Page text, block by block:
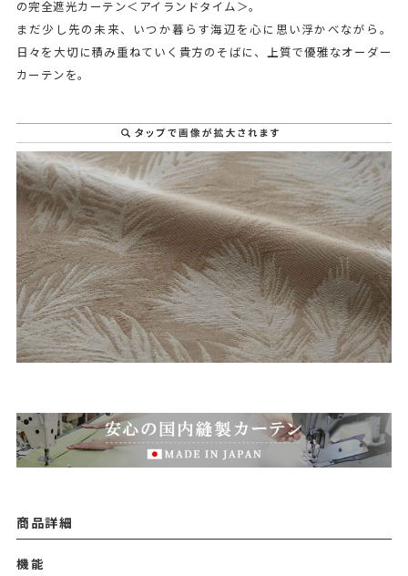
の完全遮光カーテン＜アイランドタイム＞。
まだ少し先の未来、いつか暮らす海辺を心に思い浮かべながら。
日々を大切に積み重ねていく貴方のそばに、上質で優雅なオーダー
カーテンを。
商品詳細
機能